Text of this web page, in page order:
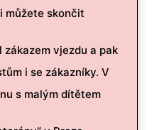
můžete skončit
zákazem vjezdu a pak
i se zákazníky. V
s malým dítětem